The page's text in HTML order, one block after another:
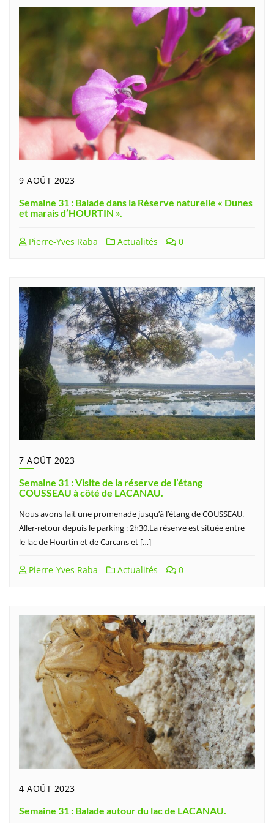
9 AOÛT 2023
Semaine 31 : Balade dans la Réserve naturelle « Dunes
et marais d’HOURTIN ».
Pierre-Yves Raba Actualités 0
7 AOÛT 2023
Semaine 31 : Visite de la réserve de l’étang
COUSSEAU à côté de LACANAU.
Nous avons fait une promenade jusqu’à l’étang de COUSSEAU.
Aller-retour depuis le parking : 2h30.La réserve est située entre
le lac de Hourtin et de Carcans et […]
Pierre-Yves Raba Actualités 0
4 AOÛT 2023
Semaine 31 : Balade autour du lac de LACANAU.